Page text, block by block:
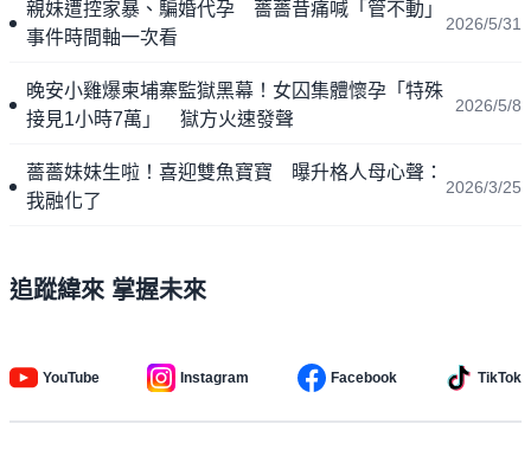
親妹遭控家暴、騙婚代孕 薔薔昔痛喊「管不動」
事件時間軸一次看
2026/5/31
晚安小雞爆柬埔寨監獄黑幕！女囚集體懷孕「特殊
接見1小時7萬」 獄方火速發聲
2026/5/8
薔薔妹妹生啦！喜迎雙魚寶寶 曝升格人母心聲：
我融化了
2026/3/25
追蹤緯來 掌握未來
YouTube Instagram Facebook TikTok